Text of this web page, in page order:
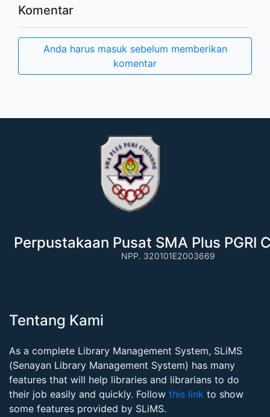
Komentar
Anda harus masuk sebelum memberikan
komentar
Perpustakaan Pusat SMA Plus PGRI
NPP. 320101E2003669
Tentang Kami
As a complete Library Management System, SLiMS
(Senayan Library Management System) has many
features that will help libraries and librarians to do
their job easily and quickly. Follow this link to show
some features provided by SLiMS.